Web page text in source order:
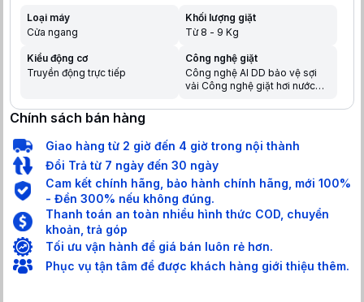
Loại máy
Cửa ngang
Khối lượng giặt
Từ 8 - 9 Kg
Kiểu động cơ
Truyền động trực tiếp
Công nghệ giặt
Công nghệ AI DD bảo vệ sợi
vải Công nghệ giặt hơi nước
sấy: Ngưng tụ
Chính sách bán hàng
Giao hàng từ 2 giờ đến 4 giờ trong nội thành
Đổi Trả từ 7 ngày đến 30 ngày
Cam kết chính hãng, bảo hành chính hãng, mới 100%
- Đền 300% nếu không đúng.
Thanh toán an toàn nhiều hình thức COD, chuyển
khoản, trả góp
Tối ưu vận hành để giá bán luôn rẻ hơn.
Phục vụ tận tâm để được khách hàng giới thiệu thêm.